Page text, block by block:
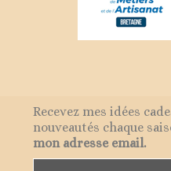
Recevez mes idées
nouveautés chaque
mon adresse email.